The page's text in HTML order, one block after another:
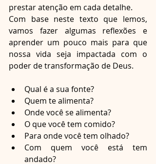
prestar atenção em cada detalhe.
Com base neste texto que lemos,
vamos fazer algumas reflexões e
aprender um pouco mais para que
nossa vida seja impactada com o
poder de transformação de Deus.
Qual é a sua fonte?
Quem te alimenta?
Onde você se alimenta?
O que você tem comido?
Para onde você tem olhado?
Com quem você está tem
andado?